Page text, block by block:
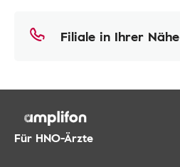
Filiale in Ihrer Nähe
Für HNO-Ärzte